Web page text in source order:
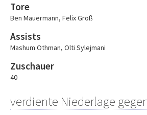
Tore
Ben Mauermann, Felix Groß
Assists
Mashum Othman, Olti Sylejmani
Zuschauer
40
verdiente Niederlage